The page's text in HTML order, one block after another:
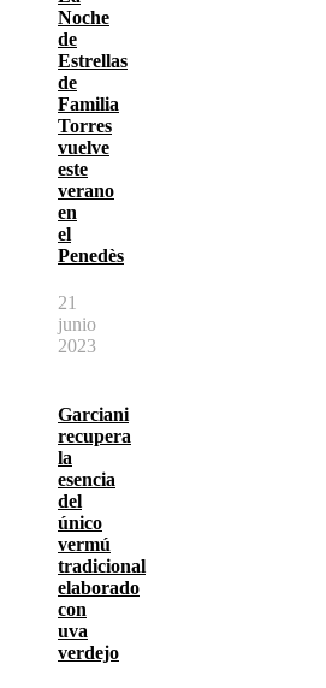
Noche
de
Estrellas
de
Familia
Torres
vuelve
este
verano
en
el
Penedès
21
junio
2023
Garciani
recupera
la
esencia
del
único
vermú
tradicional
elaborado
con
uva
verdejo